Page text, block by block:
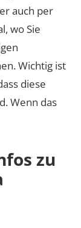
auch per
wo Sie
Wichtig ist
diese
Wenn das
zu